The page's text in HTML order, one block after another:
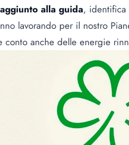
alla guida, identifica
lavorando per il nostro
conto anche delle energie